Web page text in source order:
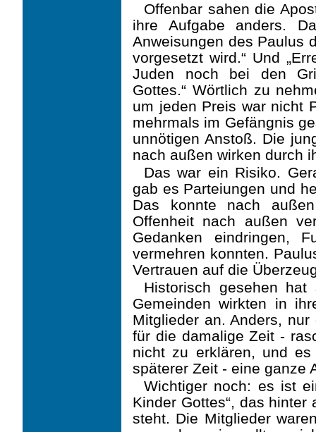
Offenbar sahen die
ihre Aufgabe anders.
Anweisungen des Paulus
vorge­setzt wird.“ Und
Juden noch bei den
Gottes.“ Wörtlich zu
um jeden Preis war nicht
mehrmals im Gefängnis
unnötigen Anstoß. Die
nach außen wirken durch
Das war ein Risiko.
gab es Parteiungen und
Das konnte nach
Offenheit nach außen
Gedanken eindringen,
vermehren konnten.
Vertrauen auf die
Historisch gesehen
Gemeinden wirkten in
Mitglieder an. Anders,
für die damalige Zeit -
nicht zu erklären, und
späterer Zeit - eine ganze
Wichtiger noch: es ist
Kinder Gottes“, das
steht. Die Mitglieder